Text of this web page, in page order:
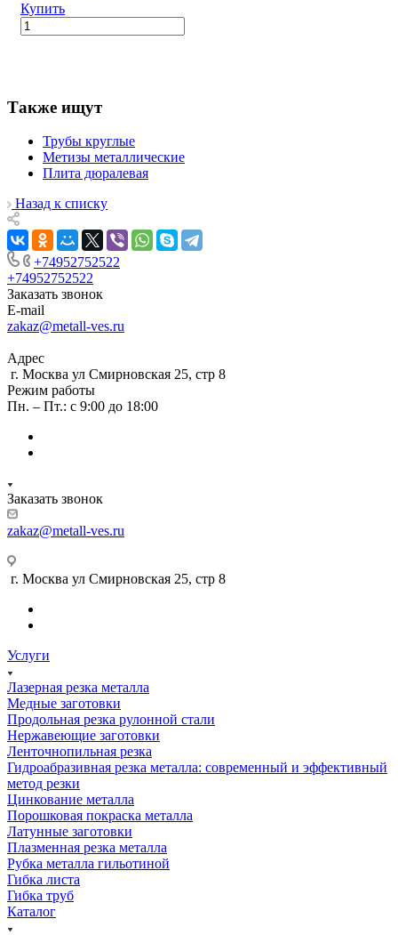
Купить
Также ищут
Трубы круглые
Метизы металлические
Плита дюралевая
Назад к списку
+74952752522
+74952752522
Заказать звонок
E-mail
zakaz@metall-ves.ru
Адрес
г. Москва ул Смирновская 25, стр 8
Режим работы
Пн. – Пт.: с 9:00 до 18:00
Заказать звонок
zakaz@metall-ves.ru
г. Москва ул Смирновская 25, стр 8
Услуги
Лазерная резка металла
Медные заготовки
Продольная резка рулонной стали
Нержавеющие заготовки
Ленточнопильная резка
Гидроабразивная резка металла: современный и эффективный
метод резки
Цинкование металла
Порошковая покраска металла
Латунные заготовки
Плазменная резка металла
Рубка металла гильотиной
Гибка листа
Гибка труб
Каталог